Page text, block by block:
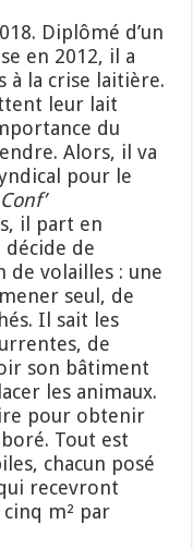
Diplômé d’un
en 2012, il a
à la crise laitière.
leur lait
du
Alors, il va
pour le
Conf’
il part en
décide de
de volailles : une
seul, de
Il sait les
de
son bâtiment
les animaux.
pour obtenir
Tout est
chacun posé
recevront
cinq m² par